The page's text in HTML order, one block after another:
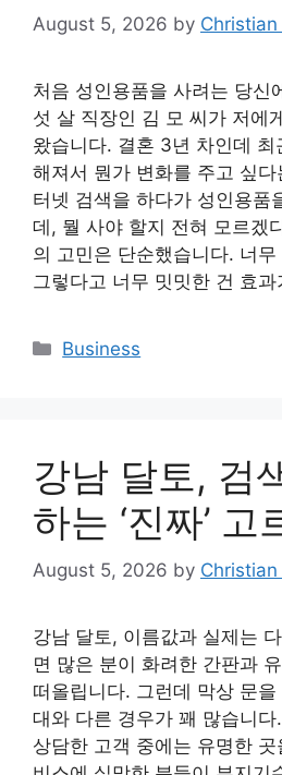
August 5, 2026 by
처음 성인용품을 사려는 당신
섯 살 직장인 김 모 씨가 저에
왔습니다. 결혼 3년 차인데 최
해져서 뭔가 변화를 주고 싶
터넷 검색을 하다가 성인용품
데, 뭘 사야 할지 전혀 모르겠
의 고민은 단순했습니다. 너
그렇다고 너무 밋밋한 건 효
Categories
Business
강남 달토, 검
하는 ‘진짜’ 고
August 5, 2026 by
강남 달토, 이름값과 실제는
면 많은 분이 화려한 간판과
떠올립니다. 그런데 막상 문
대와 다른 경우가 꽤 많습니
상담한 고객 중에는 유명한